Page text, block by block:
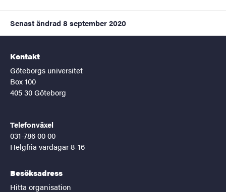
Senast ändrad 8 september 2020
Kontakt
Göteborgs universitet
Box 100
405 30 Göteborg
Telefonväxel
031-786 00 00
Helgfria vardagar 8-16
Besöksadress
Hitta organisation